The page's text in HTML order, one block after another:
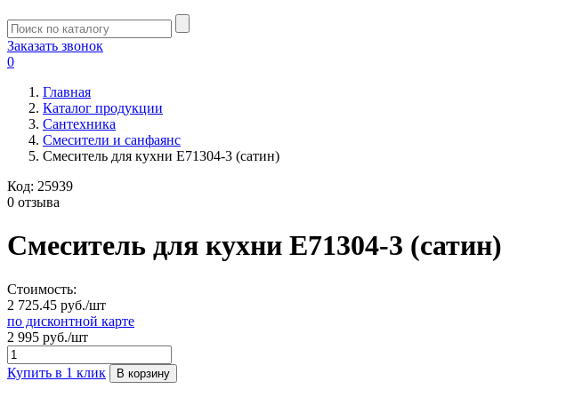
Заказать звонок
0
Главная
Каталог продукции
Сантехника
Смесители и санфаянс
Смеситель для кухни E71304-3 (сатин)
Код: 25939
0 отзыва
Смеситель для кухни E71304-3 (сатин)
Стоимость:
2 725.45 руб./шт
по дисконтной карте
2 995 руб./шт
Купить в 1 клик В корзину